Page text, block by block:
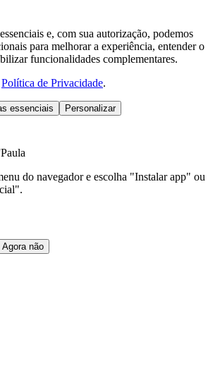
e, com sua autorização, podemos
para melhorar a experiência, entender o
funcionalidades complementares.
Política de Privacidade.
essenciais Personalizar
do navegador e escolha "Instalar app" ou
Agora não